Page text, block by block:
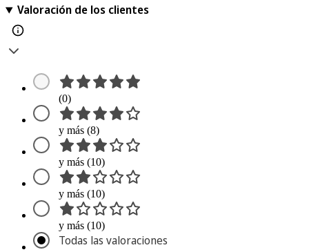
Valoración de los clientes
(0)
y más (8)
y más (10)
y más (10)
y más (10)
Todas las valoraciones